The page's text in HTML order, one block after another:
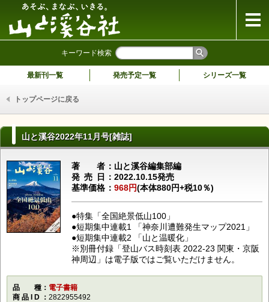
キーワード検索
最新刊一覧 発売予定一覧 シリーズ一覧
トップページに戻る
山と溪谷2022年11月号[雑誌]
著者山と溪谷編集部編
発売日 2022.10.15発売
基準価格
968円(本体880円+税10％)
●特集「全国絶景低山100」
●短期集中連載1 「神奈川遭難発生マップ2021」
●短期集中連載2 「山と温暖化」
※別冊付録「登山バス時刻表 2022-23 関東・京阪
神周辺」は電子版ではご覧いただけません。
品種電子書籍
商品ID
2822955492